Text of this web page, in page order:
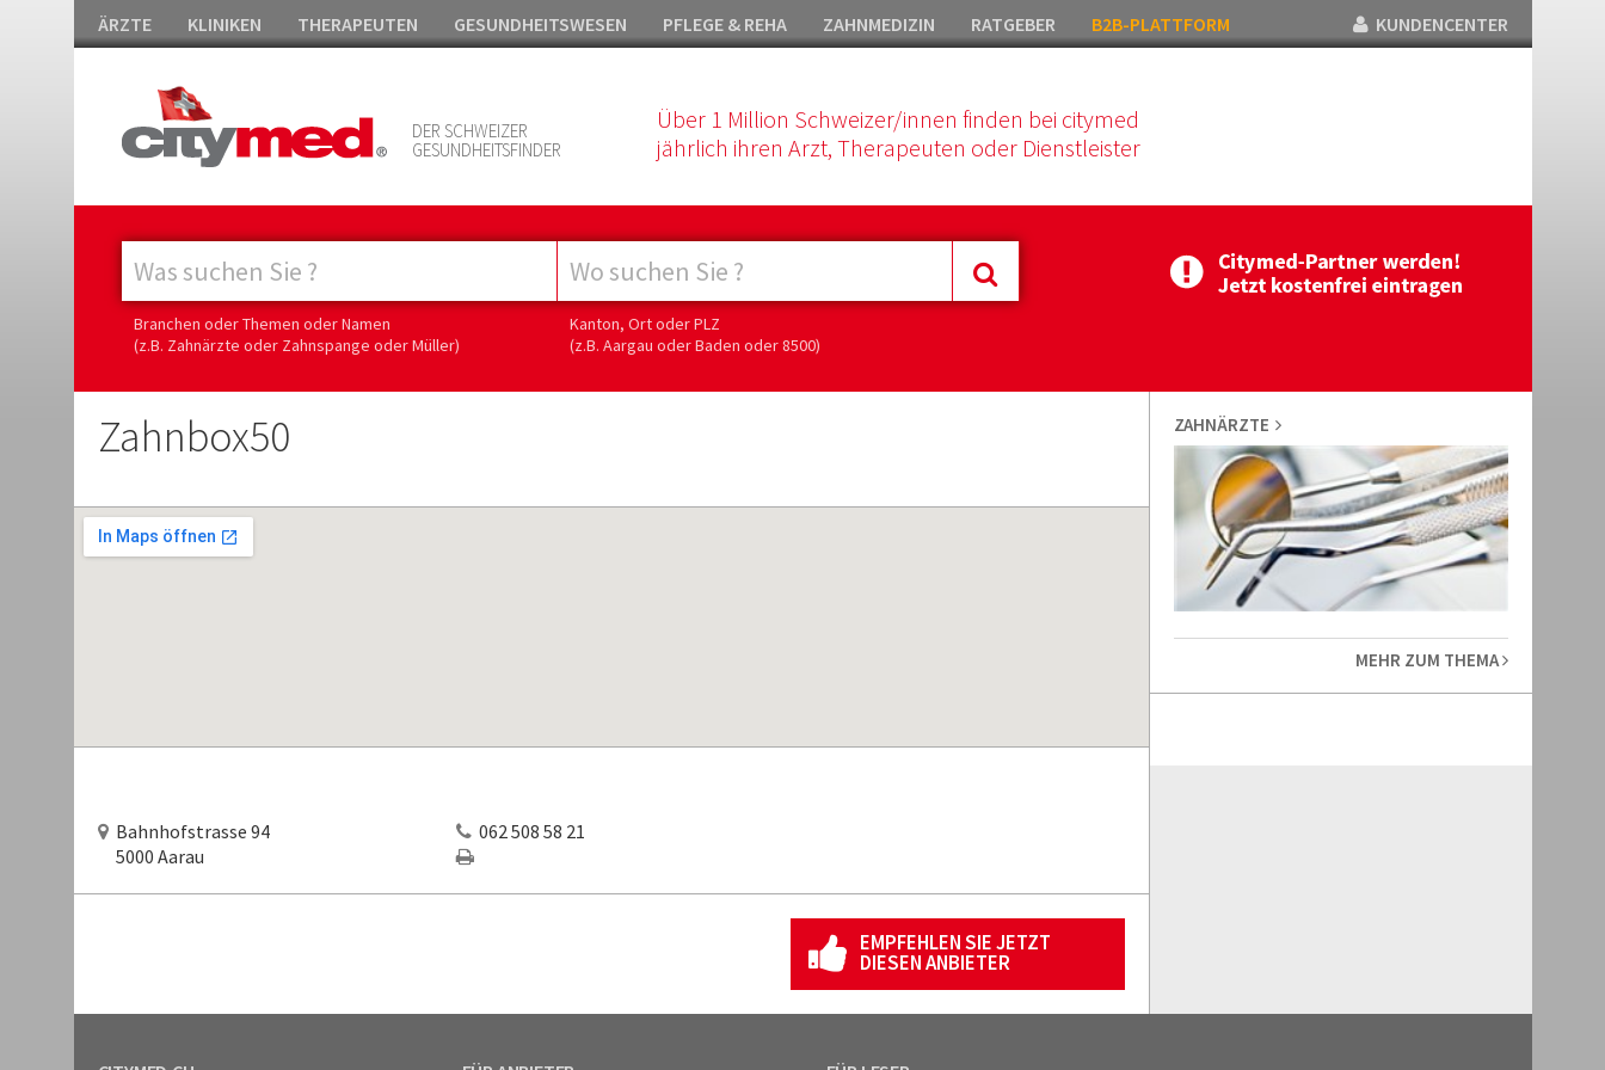
ÄRZTE KLINIKEN THERAPEUTEN GESUNDHEITSWESEN PFLEGE & REHA ZAHNMEDIZIN RATGEBER B2B-PLATTFORM KUNDENCENTER
DER SCHWEIZER
GESUNDHEITSFINDER
Über 1 Million Schweizer/innen finden bei citymed
jährlich ihren Arzt, Therapeuten oder Dienstleister
Branchen oder Themen oder Namen
(z.B. Zahnärzte oder Zahnspange oder Müller)
Kanton, Ort oder PLZ
(z.B. Aargau oder Baden oder 8500)
Zahnbox50
Bahnhofstrasse 94
5000 Aarau
062 508 58 21
EMPFEHLEN SIE JETZT
DIESEN ANBIETER
ZAHNÄRZTE
MEHR ZUM THEMA